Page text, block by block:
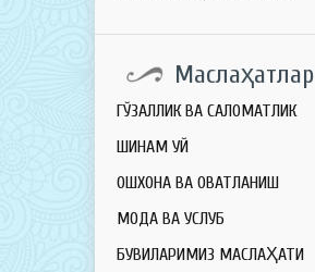
Маслаҳатлар
ГЎЗАЛЛИК ВА САЛОМАТЛИК
ШИНАМ УЙ
ОШХОНА ВА ОВҚАТЛАНИШ
МОДА ВА УСЛУБ
БУВИЛАРИМИЗ МАСЛАҲАТИ